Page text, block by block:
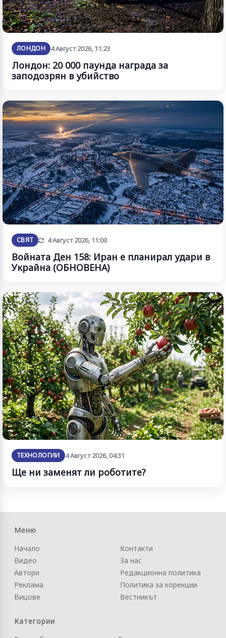
ЛОНДОН 4 Август 2026, 11:23
Лондон: 20 000 паунда награда за
заподозрян в убийство
СВЯТ Обновена
4 Август 2026, 11:00
Войната Ден 158: Иран е планирал удари в
Украйна (ОБНОВЕНА)
ТЕХНОЛОГИИ 4 Август 2026, 04:31
Ще ни заменят ли роботите?
Меню
Начало
Видео
Автори
Реклама
Вицове
Контакти
За нас
Редакционна политика
Политика за корекции
Вестникът
Категории